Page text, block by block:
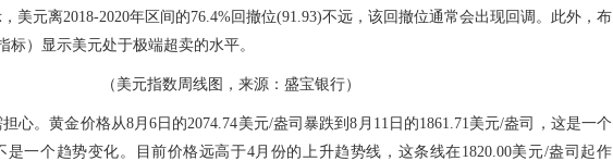
美元离2018-2020年区间的76.4%回撤位(91.93)不远，该回撤位通常会出现回调。此外，布
标）显示美元处于极端超卖的水平。
（美元指数周线图，来源：盛宝银行）
心。黄金价格从8月6日的2074.74美元/盎司暴跌到8月11日的1861.71美元/盎司，这是一个
是一个趋势变化。目前价格远高于4月份的上升趋势线，这条线在1820.00美元/盎司起作